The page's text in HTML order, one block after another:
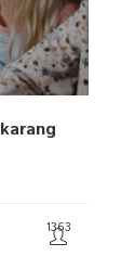
1363